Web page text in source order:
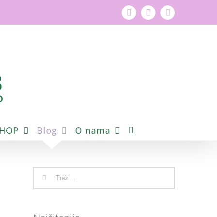
FacebookYouTubeInstagram
Blog O nama
Traži...